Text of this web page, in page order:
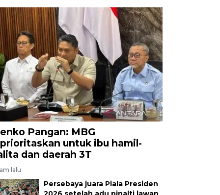
Pangan: MBG
untuk ibu hamil-
dan daerah 3T
lalu
Persebaya juara Piala Presiden